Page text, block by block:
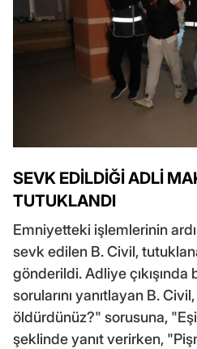
SEVK EDİLDİĞİ ADLİ
TUTUKLANDI
Emniyetteki işlemlerinin
sevk edilen B. Civil,
gönderildi. Adliye çıkışında
sorularını yanıtlayan B.
öldürdünüz?" sorusuna,
şeklinde yanıt verirken,